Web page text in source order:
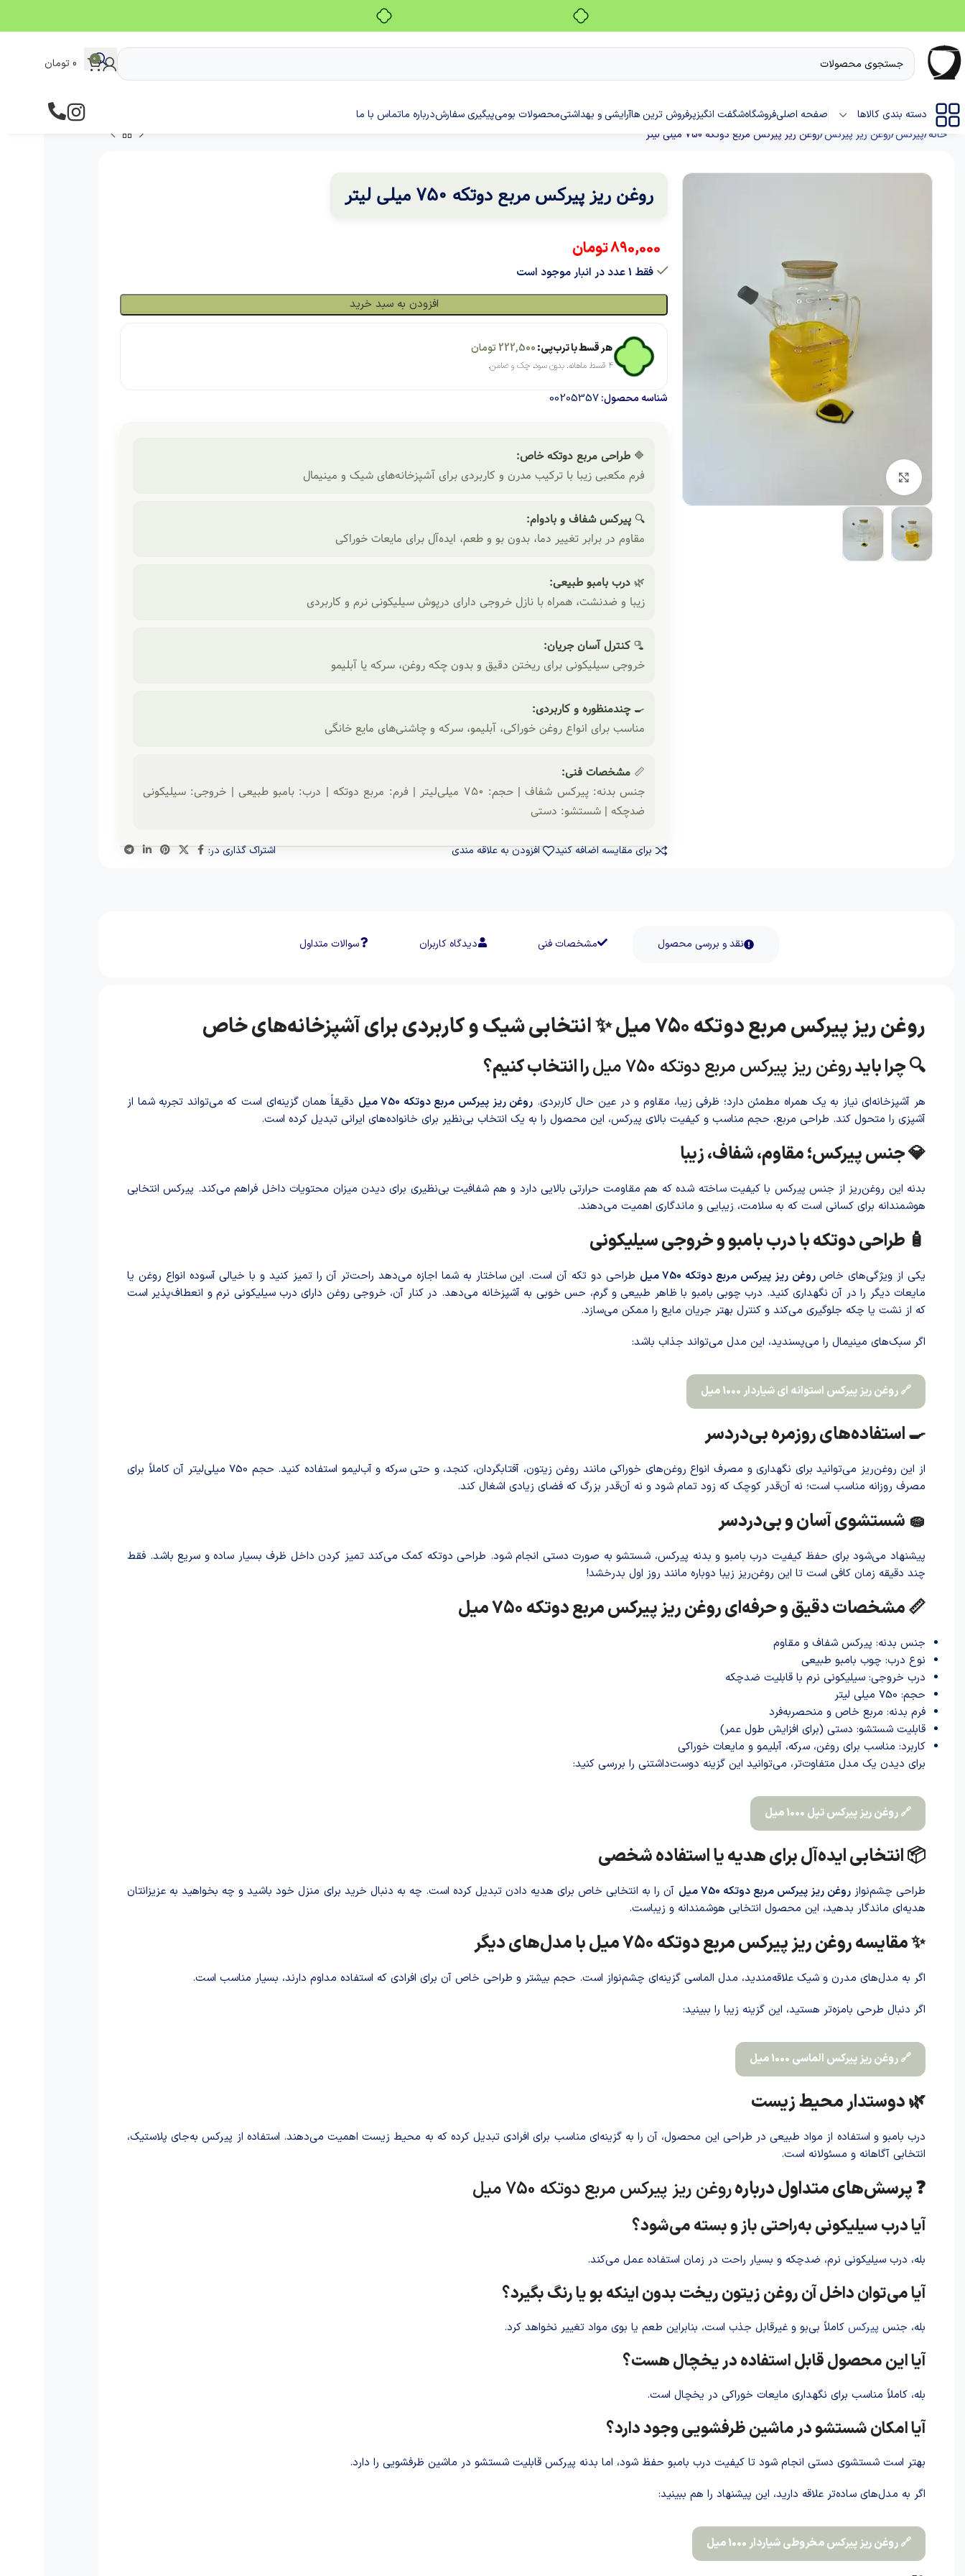
0
0 تومان
دسته بندی کالاها صفحه اصلیفروشگاهشگفت انگیزپرفروش ترین هاآرایشی و بهداشتیمحصولات بومیپیگیری سفارشدرباره ماتماس با ما
خانه پیرکس روغن ریز پیرکس روغن ریز پیرکس مربع دوتکه 750 میلی لیتر
روغن ریز پیرکس مربع دوتکه 750 میلی لیتر
890,000تومان
فقط 1 عدد در انبار موجود است
افزودن به سبد خرید
هر قسط با ترب‌پی:222,500تومان
۴ قسط ماهانه. بدون سود، چک و ضامن.
شناسه محصول:00205357
🔷 طراحی مربع دو‌تکه خاص:
فرم مکعبی زیبا با ترکیب مدرن و کاربردی برای آشپزخانه‌های شیک و مینیمال
🔍 پیرکس شفاف و بادوام:
مقاوم در برابر تغییر دما، بدون بو و طعم، ایده‌آل برای مایعات خوراکی
🌿 درب بامبو طبیعی:
زیبا و ضدنشت، همراه با نازل خروجی دارای درپوش سیلیکونی نرم و کاربردی
🫗 کنترل آسان جریان:
خروجی سیلیکونی برای ریختن دقیق و بدون چکه روغن، سرکه یا آبلیمو
🍳چندمنظوره و کاربردی:
مناسب برای انواع روغن خوراکی، آبلیمو، سرکه و چاشنی‌های مایع خانگی
📏 مشخصات فنی:
جنس بدنه: پیرکس شفاف | حجم: 750 میلی‌لیتر | فرم: مربع دوتکه | درب: بامبو طبیعی | خروجی: سیلیکونی
ضدچکه | شستشو: دستی
برای مقایسه اضافه کنید افزودن به علاقه مندی اشتراک گذاری در:
نقد و بررسی محصول مشخصات فنی دیدگاه کاربران سوالات متداول
روغن ریز پیرکس مربع دوتکه 750 میل ✨ انتخابی شیک و کاربردی برای آشپزخانه‌های خاص
🔍 چرا بایدروغن ریز پیرکس مربع دوتکه 750 میل را انتخاب کنیم؟
هر آشپزخانه‌ای نیاز به یک همراه مطمئن دارد؛ ظرفی زیبا، مقاوم و در عین حال کاربردی. روغن ریز پیرکس مربع دوتکه 750 میل
دقیقاً همان گزینه‌ای است که می‌تواند تجربه شما از
آشپزی را متحول کند. طراحی مربع، حجم مناسب و کیفیت بالای پیرکس، این محصول را به یک انتخاب بی‌نظیر برای خانواده‌های ایرانی تبدیل کرده است.
💎 جنس پیرکس؛ مقاوم، شفاف، زیبا
بدنه این روغن‌ریز از جنس پیرکس با کیفیت ساخته شده که هم مقاومت حرارتی بالایی دارد و هم شفافیت بی‌نظیری برای دیدن میزان محتویات داخل فراهم می‌کند. پیرکس انتخابی
هوشمندانه برای کسانی است که به سلامت، زیبایی و ماندگاری اهمیت می‌دهند.
🧴 طراحی دوتکه با درب بامبو و خروجی سیلیکونی
یکی از ویژگی‌های خاصروغن ریز پیرکس مربع دوتکه 750 میل
طراحی دو تکه آن است. این ساختار به شما اجازه می‌دهد راحت‌تر آن را تمیز کنید و با خیالی آسوده انواع روغن یا
مایعات دیگر را در آن نگهداری کنید. درب چوبی بامبو با ظاهر طبیعی و گرم، حس خوبی به آشپزخانه می‌دهد. در کنار آن، خروجی روغن دارای درب سیلیکونی نرم و انعطاف‌پذیر است
که از نشت یا چکه جلوگیری می‌کند و کنترل بهتر جریان مایع را ممکن می‌سازد.
اگر سبک‌های مینیمال را می‌پسندید، این مدل می‌تواند جذاب باشد:
🔗 روغن ریز پیرکس استوانه ای شیاردار 1000 میل
🍳 استفاده‌های روزمره بی‌دردسر
از این روغن‌ریز می‌توانید برای نگهداری و مصرف انواع روغن‌های خوراکی مانند روغن زیتون، آفتابگردان، کنجد، و حتی سرکه و آب‌لیمو استفاده کنید. حجم 750 میلی‌لیتر آن کاملاً برای
مصرف روزانه مناسب است؛ نه آن‌قدر کوچک که زود تمام شود و نه آن‌قدر بزرگ که فضای زیادی اشغال کند.
🧽 شستشوی آسان و بی‌دردسر
پیشنهاد می‌شود برای حفظ کیفیت درب بامبو و بدنه پیرکس، شستشو به صورت دستی انجام شود. طراحی دوتکه کمک می‌کند تمیز کردن داخل ظرف بسیار ساده و سریع باشد. فقط
چند دقیقه زمان کافی است تا این روغن‌ریز زیبا دوباره مانند روز اول بدرخشد!
📏 مشخصات دقیق و حرفه‌ای روغن ریز پیرکس مربع دوتکه 750 میل
جنس بدنه: پیرکس شفاف و مقاوم
نوع درب: چوب بامبو طبیعی
درب خروجی: سیلیکونی نرم با قابلیت ضدچکه
حجم: 750 میلی لیتر
فرم بدنه: مربع خاص و منحصربه‌فرد
قابلیت شستشو: دستی (برای افزایش طول عمر)
کاربرد: مناسب برای روغن، سرکه، آبلیمو و مایعات خوراکی
برای دیدن یک مدل متفاوت‌تر، می‌توانید این گزینه دوست‌داشتنی را بررسی کنید:
🔗 روغن ریز پیرکس تپل 1000 میل
📦 انتخابی ایده‌آل برای هدیه یا استفاده شخصی
طراحی چشم‌نوازروغن ریز پیرکس مربع دوتکه 750 میل
آن را به انتخابی خاص برای هدیه دادن تبدیل کرده است. چه به دنبال خرید برای منزل خود باشید و چه بخواهید به عزیزانتان
هدیه‌ای ماندگار بدهید، این محصول انتخابی هوشمندانه و زیباست.
✨ مقایسه روغن ریز پیرکس مربع دوتکه 750 میل با مدل‌های دیگر
اگر به مدل‌های مدرن و شیک علاقه‌مندید، مدل الماسی گزینه‌ای چشم‌نواز است. حجم بیشتر و طراحی خاص آن برای افرادی که استفاده مداوم دارند، بسیار مناسب است.
اگر دنبال طرحی بامزه‌تر هستید، این گزینه زیبا را ببینید:
🔗 روغن ریز پیرکس الماسی 1000 میل
🌿 دوستدار محیط زیست
درب بامبو و استفاده از مواد طبیعی در طراحی این محصول، آن را به گزینه‌ای مناسب برای افرادی تبدیل کرده که به محیط زیست اهمیت می‌دهند. استفاده از پیرکس به‌جای پلاستیک،
انتخابی آگاهانه و مسئولانه است.
❓ پرسش‌های متداول دربارهروغن ریز پیرکس مربع دوتکه 750 میل
آیا درب سیلیکونی به‌راحتی باز و بسته می‌شود؟
بله، درب سیلیکونی نرم، ضدچکه و بسیار راحت در زمان استفاده عمل می‌کند.
آیا می‌توان داخل آن روغن زیتون ریخت بدون اینکه بو یا رنگ بگیرد؟
بله، جنس پیرکس کاملاً بی‌بو و غیرقابل جذب است، بنابراین طعم یا بوی مواد تغییر نخواهد کرد.
آیا این محصول قابل استفاده در یخچال هست؟
بله، کاملاً مناسب برای نگهداری مایعات خوراکی در یخچال است.
آیا امکان شستشو در ماشین ظرفشویی وجود دارد؟
بهتر است شستشوی دستی انجام شود تا کیفیت درب بامبو حفظ شود، اما بدنه پیرکس قابلیت شستشو در ماشین ظرفشویی را دارد.
اگر به مدل‌های ساده‌تر علاقه دارید، این پیشنهاد را هم ببینید:
🔗 روغن ریز پیرکس مخروطی شیاردار 1000 میل